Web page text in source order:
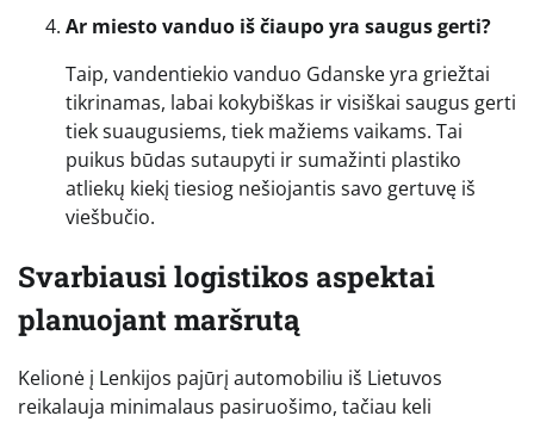
Ar miesto vanduo iš čiaupo yra saugus gerti?
Taip, vandentiekio vanduo Gdanske yra griežtai
tikrinamas, labai kokybiškas ir visiškai saugus gerti
tiek suaugusiems, tiek mažiems vaikams. Tai
puikus būdas sutaupyti ir sumažinti plastiko
atliekų kiekį tiesiog nešiojantis savo gertuvę iš
viešbučio.
Svarbiausi logistikos aspektai
planuojant maršrutą
Kelionė į Lenkijos pajūrį automobiliu iš Lietuvos
reikalauja minimalaus pasiruošimo, tačiau keli